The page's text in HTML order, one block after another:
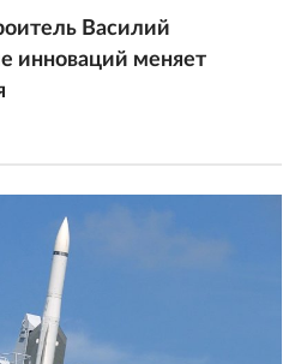
Василий
инноваций меняет